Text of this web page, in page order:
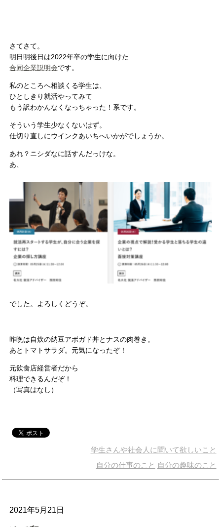
さてさて。
明日明後日は2022年卒の学生に向けた
合同企業説明会です。
私のところへ相談くる学生は、
ひとしきり就活やってみて
もう訳わかんなくなっちゃった！系です。
そういう学生少なくないはず。
仕切り直しにウインクあいちへいかがでしょうか。
あれ？ニシダなに話すんだっけな。
あ、
でした。よろしくどうぞ。
昨晩は自炊の納豆アボガド丼とナスの肉巻き。
あとトマトサラダ。元気になったぞ！
元飲食店経営者だから
料理できるんだぞ！
（写真はなし）
学生さんや社会人に聞いて欲しいこと
自分の仕事のこと 自分の趣味のこと
2021年5月21日